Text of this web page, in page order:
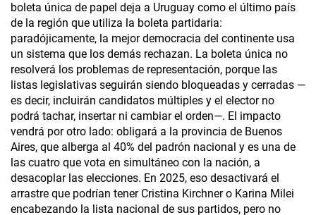
boleta única de papel deja a Uruguay como el último país
de la región que utiliza la boleta partidaria:
paradójicamente, la mejor democracia del continente usa
un sistema que los demás rechazan. La boleta única no
resolverá los problemas de representación, porque las
listas legislativas seguirán siendo bloqueadas y cerradas —
es decir, incluirán candidatos múltiples y el elector no
podrá tachar, insertar ni cambiar el orden—. El impacto
vendrá por otro lado: obligará a la provincia de Buenos
Aires, que alberga al 40% del padrón nacional y es una de
las cuatro que vota en simultáneo con la nación, a
desacoplar las elecciones. En 2025, eso desactivará el
arrastre que podrían tener Cristina Kirchner o Karina Milei
encabezando la lista nacional de sus partidos, pero no